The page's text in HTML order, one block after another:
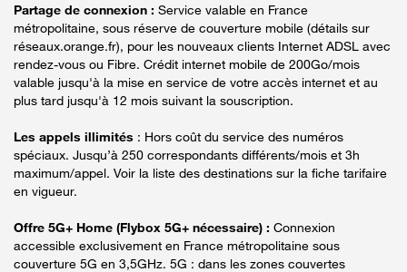
Partage de connexion : Service valable en France
métropolitaine, sous réserve de couverture mobile (détails sur
réseaux.orange.fr), pour les nouveaux clients Internet ADSL avec
rendez-vous ou Fibre. Crédit internet mobile de 200Go/mois
valable jusqu'à la mise en service de votre accès internet et au
plus tard jusqu'à 12 mois suivant la souscription.
Les appels illimités : Hors coût du service des numéros
spéciaux. Jusqu’à 250 correspondants différents/mois et 3h
maximum/appel. Voir la liste des destinations sur la fiche tarifaire
en vigueur.
Offre 5G+ Home (Flybox 5G+ nécessaire) : Connexion
accessible exclusivement en France métropolitaine sous
couverture 5G en 3,5GHz. 5G : dans les zones couvertes